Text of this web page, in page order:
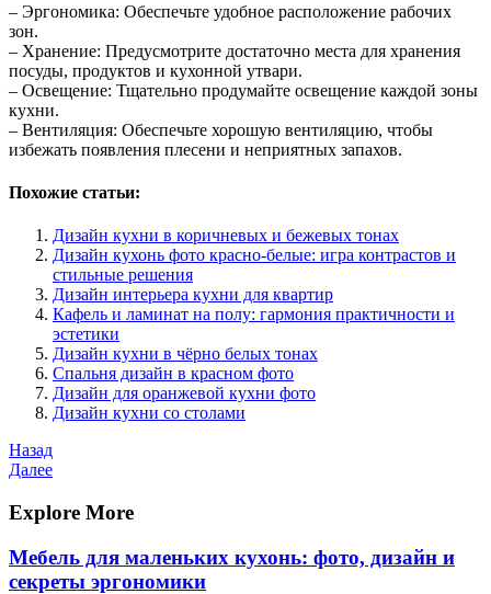
– Эргономика: Обеспечьте удобное расположение рабочих
зон.
– Хранение: Предусмотрите достаточно места для хранения
посуды, продуктов и кухонной утвари.
– Освещение: Тщательно продумайте освещение каждой зоны
кухни.
– Вентиляция: Обеспечьте хорошую вентиляцию, чтобы
избежать появления плесени и неприятных запахов.
Похожие статьи:
Дизайн кухни в коричневых и бежевых тонах
Дизайн кухонь фото красно-белые: игра контрастов и
стильные решения
Дизайн интерьера кухни для квартир
Кафель и ламинат на полу: гармония практичности и
эстетики
Дизайн кухни в чёрно белых тонах
Спальня дизайн в красном фото
Дизайн для оранжевой кухни фото
Дизайн кухни со столами
Навигация
по
записям
Предыдущая
запись
Назад
Следующая
Далее
Explore More
Мебель для маленьких кухонь: фото, дизайн и
секреты эргономики